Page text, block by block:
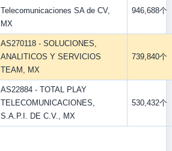
Telecomunicaciones SA de CV,
MX
946,688个
AS270118 - SOLUCIONES,
ANALITICOS Y SERVICIOS
TEAM, MX
739,840个
AS22884 - TOTAL PLAY
TELECOMUNICACIONES,
S.A.P.I. DE C.V., MX
530,432个